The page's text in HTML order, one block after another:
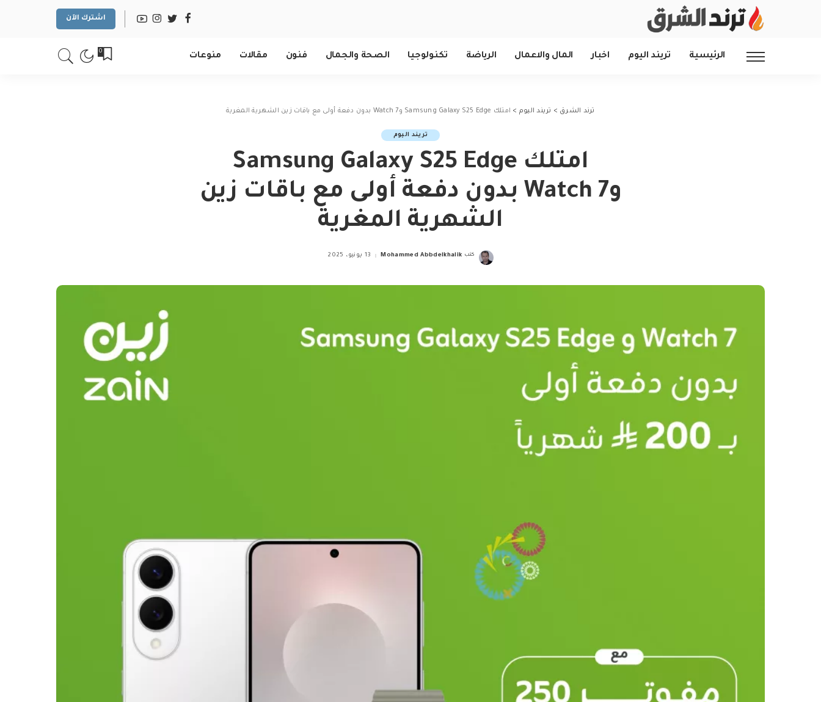
اشترك الآن
الرئيسية تريند اليوم اخبار المال والاعمال الرياضة تكنولوجيا الصحة والجمال فنون مقالات منوعات 0
ترند الشرق > تريند اليوم > امتلك Samsung Galaxy S25 Edge وWatch 7 بدون دفعة أولى مع باقات زين الشهرية المغرية
تريند اليوم
امتلك Samsung Galaxy S25 Edge
وWatch 7 بدون دفعة أولى مع باقات زين
الشهرية المغرية
Posted
كتب Mohammed Abbdelkhalik 13 يونيو، 2025